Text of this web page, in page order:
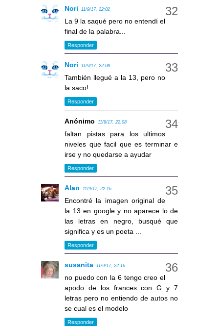
Nori 11/9/17, 22:02
La 9 la saqué pero no entendí el
final de la palabra...
Responder
Nori 11/9/17, 22:08
También llegué a la 13, pero no
la saco!
Responder
Anónimo 11/9/17, 22:08
faltan pistas para los ultimos
niveles que facil que es terminar e
irse y no quedarse a ayudar
Responder
Alan 11/9/17, 22:16
Encontré la imagen original de
la 13 en google y no aparece lo de
las letras en negro, busqué que
significa y es un poeta ...
Responder
susanita 11/9/17, 22:16
no puedo con la 6 tengo creo el
apodo de los frances con G y 7
letras pero no entiendo de autos no
se cual es el modelo
Responder